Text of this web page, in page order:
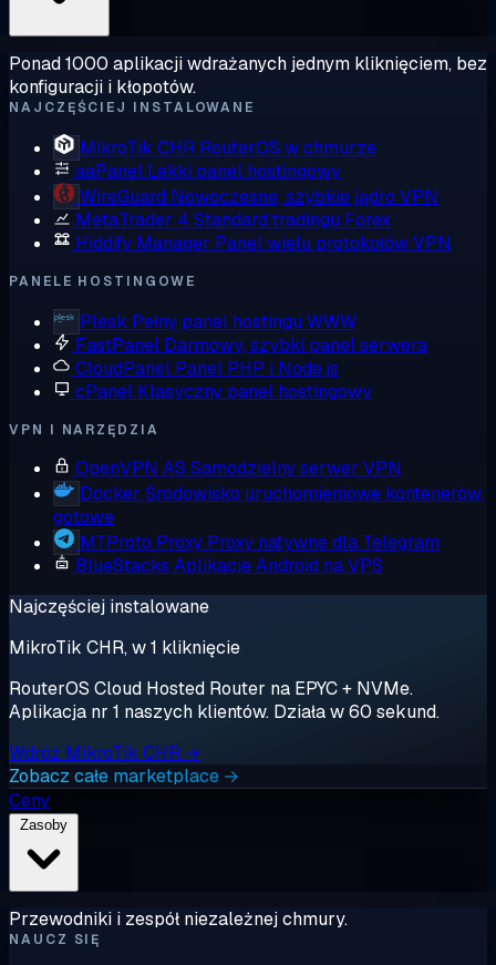
Ponad 1000 aplikacji wdrażanych jednym kliknięciem, bez
konfiguracji i kłopotów.
NAJCZĘŚCIEJ INSTALOWANE
MikroTik CHR RouterOS w chmurze
aaPanel Lekki panel hostingowy
WireGuard Nowoczesne, szybkie jądro VPN
MetaTrader 4 Standard tradingu Forex
Hiddify Manager Panel wielu protokołów VPN
PANELE HOSTINGOWE
Plesk Pełny panel hostingu WWW
FastPanel Darmowy, szybki panel serwera
CloudPanel Panel PHP i Node.js
cPanel Klasyczny panel hostingowy
VPN I NARZĘDZIA
OpenVPN AS Samodzielny serwer VPN
Docker Środowisko uruchomieniowe kontenerów,
gotowe
MTProto Proxy Proxy natywne dla Telegram
BlueStacks Aplikacje Android na VPS
Najczęściej instalowane
MikroTik CHR, w 1 kliknięcie
RouterOS Cloud Hosted Router na EPYC + NVMe.
Aplikacja nr 1 naszych klientów. Działa w 60 sekund.
Wdróż MikroTik CHR →
Zobacz całe marketplace →
Ceny
Przewodniki i zespół niezależnej chmury.
NAUCZ SIĘ